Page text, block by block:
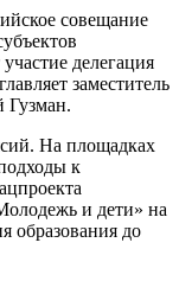
совещание
делегация
заместитель
Гузман.
На площадках
к
и дети» на
образования до